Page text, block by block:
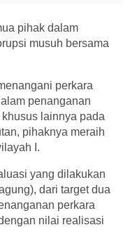
pihak dalam
musuh bersama
perkara
penanganan
lainnya pada
pihaknya meraih
I.
yang dilakukan
dari target dua
perkara
nilai realisasi